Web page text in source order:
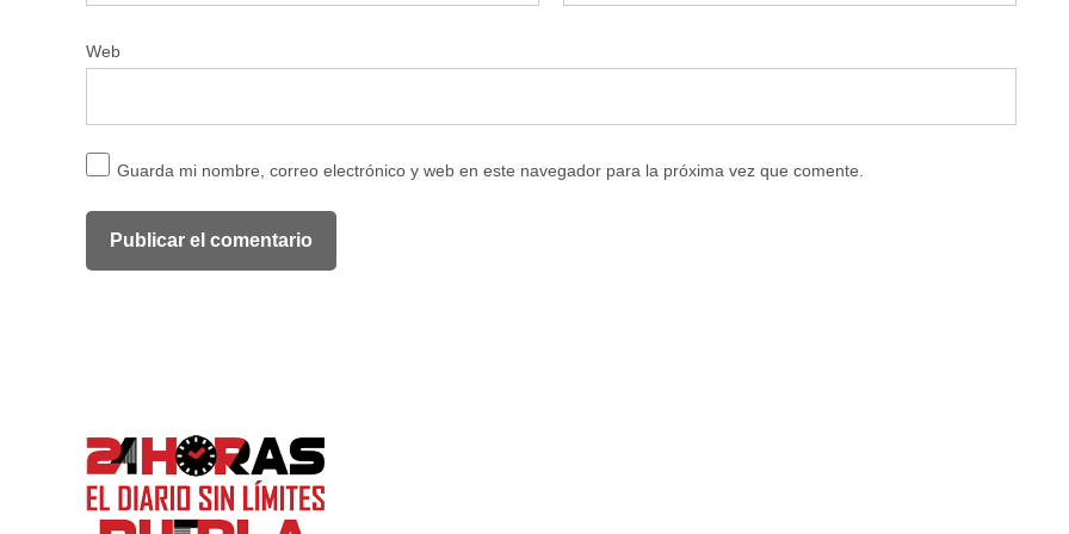
Web
Guarda mi nombre, correo electrónico y web en este navegador para la próxima vez que comente.